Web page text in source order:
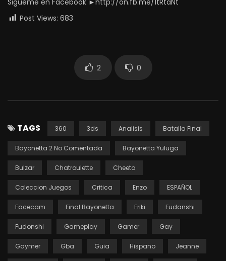
Sigueme en Facebook ►http://on.fb.me/1tRtaNt
Post Views: 683
2 0
TAGS 360 3ds Analisis Batalla Final
Bayonetta 2 No Comentada Bayonetta Yuluga
Bulzar Chatroulette Cheeto
Coleccion Juegos Critica Enzo ESPAÑOL
Facecam Final Bayonetta Friki Fudanshi
Fudonshi Gameplay Gamer Gay
Gaymer Gba Guia Hispano Jeanne